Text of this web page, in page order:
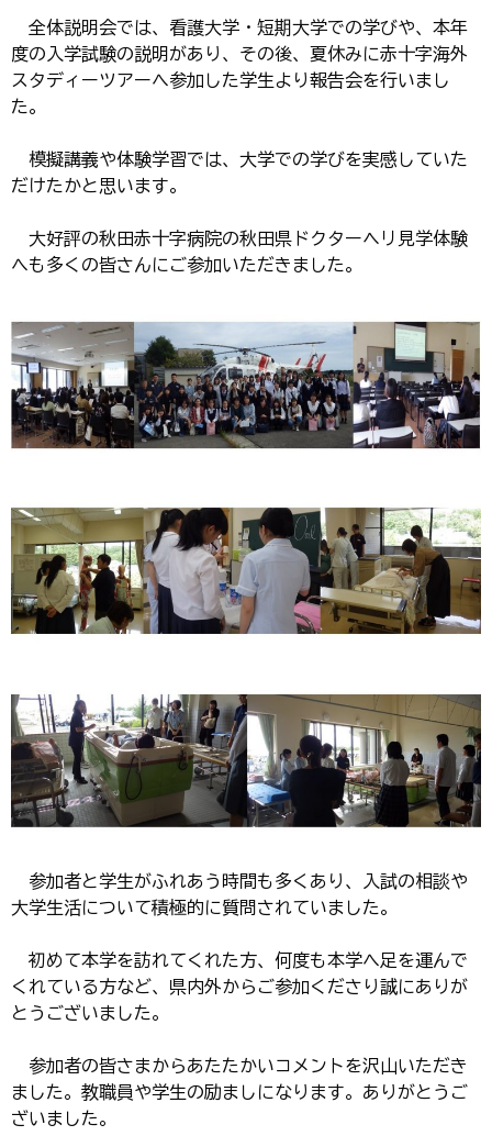
全体説明会では、看護大学・短期大学での学びや、本年
度の入学試験の説明があり、その後、夏休みに赤十字海外
スタディーツアーへ参加した学生より報告会を行いまし
た。
模擬講義や体験学習では、大学での学びを実感していた
だけたかと思います。
大好評の秋田赤十字病院の秋田県ドクターヘリ見学体験
へも多くの皆さんにご参加いただきました。
参加者と学生がふれあう時間も多くあり、入試の相談や
大学生活について積極的に質問されていました。
初めて本学を訪れてくれた方、何度も本学へ足を運んで
くれている方など、県内外からご参加くださり誠にありが
とうございました。
参加者の皆さまからあたたかいコメントを沢山いただき
ました。教職員や学生の励ましになります。ありがとうご
ざいました。